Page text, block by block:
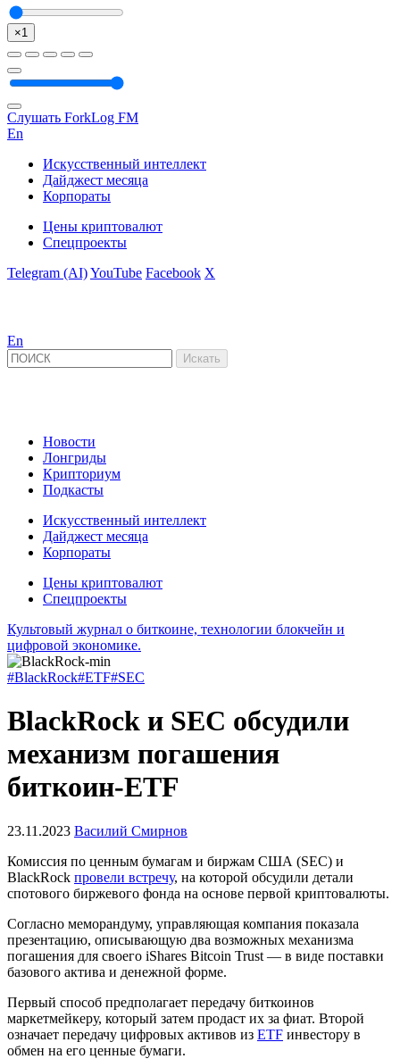
×1
Слушать ForkLog FM
En
Искусственный интеллект
Дайджест месяца
Корпораты
Цены криптовалют
Спецпроекты
Telegram (AI)YouTube Facebook X
En
Новости
Лонгриды
Крипториум
Подкасты
Искусственный интеллект
Дайджест месяца
Корпораты
Цены криптовалют
Спецпроекты
Культовый журнал о биткоине, технологии блокчейн и
цифровой экономике.
#BlackRock#ETF#SEC
BlackRock и SEC обсудили
механизм погашения
биткоин-ETF
23.11.2023 Василий Смирнов
Комиссия по ценным бумагам и биржам США (SEC) и
BlackRock провели встречу, на которой обсудили детали
спотового биржевого фонда на основе первой криптовалюты.
Согласно меморандуму, управляющая компания показала
презентацию, описывающую два возможных механизма
погашения для своего iShares Bitcoin Trust — в виде поставки
базового актива и денежной форме.
Первый способ предполагает передачу биткоинов
маркетмейкеру, который затем продаст их за фиат. Второй
означает передачу цифровых активов из ETF инвестору в
обмен на его ценные бумаги.